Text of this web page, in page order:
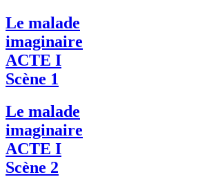
Le malade
imaginaire
ACTE I
Scène 1
Le malade
imaginaire
ACTE I
Scène 2